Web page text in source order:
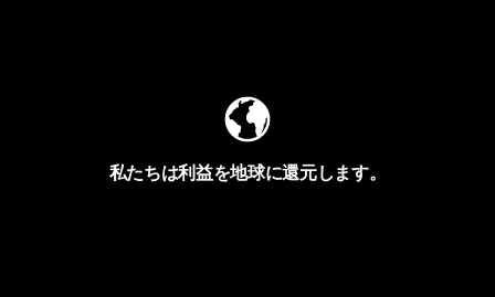
私たちは利益を地球に還元します。